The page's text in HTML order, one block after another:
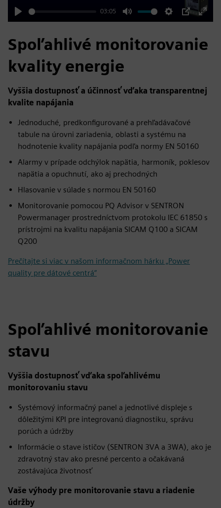
Play
03:05
Mute Settings
PIP
Enter
Spoľahlivé monitorovanie
kvality energie
Vyššia dostupnosť a účinnosť vďaka transparentnej
kvalite napájania
Jednoduché, predkonfigurované a prehľadávačové
tabule na úrovni zariadenia, oblasti a systému na
hodnotenie kvality napájania podľa normy EN 50160
Alarmy v prípade odchýlok napätia, harmoník, poklesov
napätia a opuchnutí, ako aj prechodných
Hlasovanie v súlade s normou EN 50160
Monitorovanie pomocou PQ Advisor v SENTRON
Powermanager prostredníctvom protokolu IEC 61850 s
prístrojmi na kvalitu napájania SICAM Q100 a SICAM
Q200
Prečítajte si viac v našom informačnom hárku „Power
quality pre dátové centrá“
Spoľahlivé monitorovanie
stavu
Vyššia dostupnosť vďaka spoľahlivému
monitorovaniu stavu
Systémový informačný panel a jednotlivé displeje s
dôležitými KPI pre integrovanú diagnostiku, správu
porúch a údržby
Informácie o stave ističov (SENTRON 3VA a 3WA), ako je
zdravotný stav ako presné percento a očakávaná
zostávajúca životnosť
Vaše výhody pre monitorovanie stavu a riadenie
údržby